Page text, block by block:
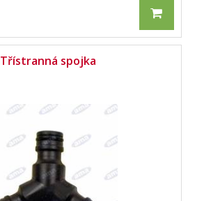
Třístranná spojka